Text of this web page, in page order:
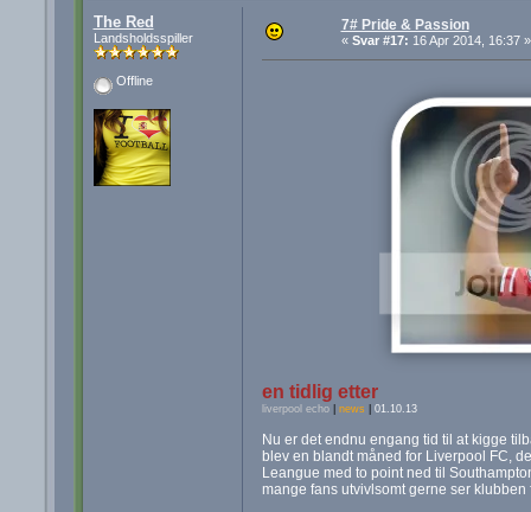
The Red
Landsholdsspiller
Offline
7# Pride & Passion
« Svar #17: 16 Apr 2014, 16:37 »
en tidlig etter
liverpool echo news 01.10.13
Nu er det endnu engang tid til at kigge
blev en blandt måned for Liverpool FC,
Leangue med to point ned til
mange fans utvivlsomt gerne ser